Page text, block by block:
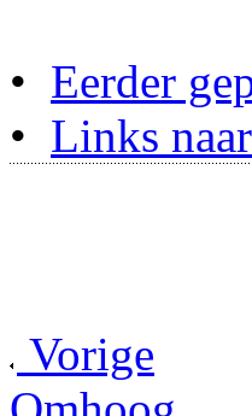
• Eerder
• Links
Vorige